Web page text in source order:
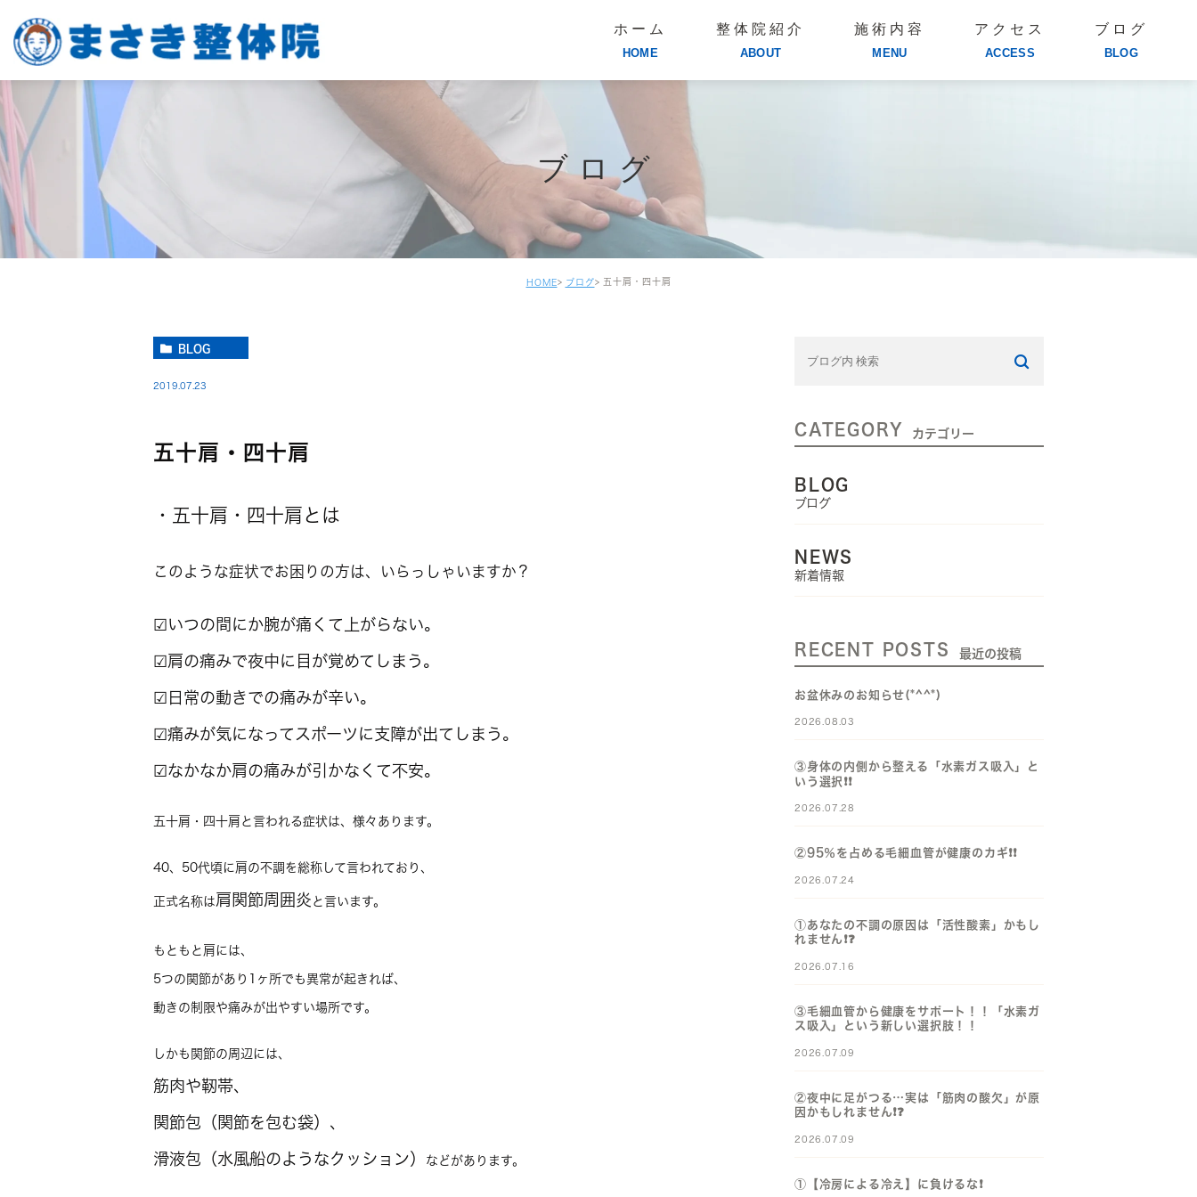
ホーム
HOME
整体院紹介
ABOUT
施術内容
MENU
アクセス
ACCESS
ブログ
BLOG
ブログ
HOME ブログ 五十肩・四十肩
BLOG
2019.07.23
五十肩・四十肩
・五十肩・四十肩とは
このような症状でお困りの方は、いらっしゃいますか？
☑いつの間にか腕が痛くて上がらない。
☑肩の痛みで夜中に目が覚めてしまう。
☑日常の動きでの痛みが辛い。
☑痛みが気になってスポーツに支障が出てしまう。
☑なかなか肩の痛みが引かなくて不安。
五十肩・四十肩と言われる症状は、様々あります。
40、50代頃に肩の不調を総称して言われており、
正式名称は 肩関節周囲炎 と言います。
もともと肩には、
5つの関節があり1ヶ所でも異常が起きれば、
動きの制限や痛みが出やすい場所です。
しかも関節の周辺には、
筋肉や靭帯、
関節包（関節を包む袋）、
滑液包（水風船のようなクッション） などがあります。
CATEGORY カテゴリー
BLOG
ブログ
NEWS
新着情報
RECENT POSTS 最近の投稿
お盆休みのお知らせ(*^^*)
2026.08.03
③身体の内側から整える「水素ガス吸入」と
いう選択❗️❗️
2026.07.28
②95％を占める毛細血管が健康のカギ❗️❗️
2026.07.24
①あなたの不調の原因は「活性酸素」かもし
れません❗️❓️
2026.07.16
③毛細血管から健康をサポート！！「水素ガ
ス吸入」という新しい選択肢！！
2026.07.09
②夜中に足がつる…実は「筋肉の酸欠」が原
因かもしれません❗️❓️
2026.07.09
①【冷房による冷え】に負けるな❗️